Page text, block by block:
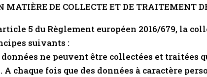
MATIÈRE DE COLLECTE ET DE TRAITEMENT
5 du Règlement européen 2016/679, la
suivants :
ne peuvent être collectées et traitées
chaque fois que des données à caractère